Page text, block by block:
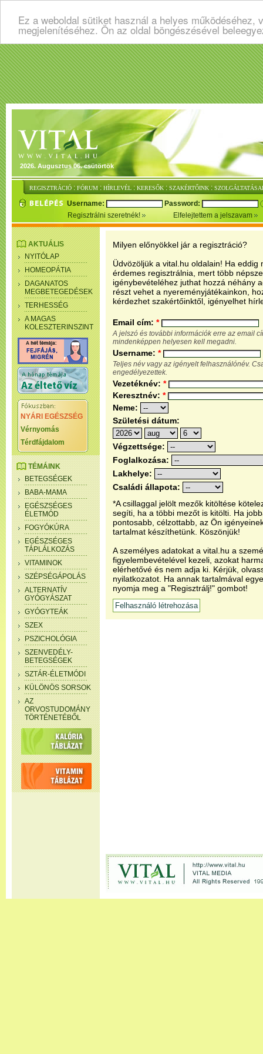
Ez a weboldal sütiket használ a helyes
megjelenítéséhez. Ön az oldal böngészésével
2026. Augusztus 06. csütörtök
REGISZTRÁCIÓ : FÓRUM : HÍRLEVÉL : KERESŐK : SZAKÉRTŐINK :
Username:
Password:
Regisztrálni szeretnék!
Elfelejtettem a jelszavam
AKTUÁLIS
NYITÓLAP
HOMEOPÁTIA
DAGANATOS
MEGBETEGEDÉSEK
TERHESSÉG
A MAGAS
KOLESZTERINSZINT
NYÁRI EGÉSZSÉG
Vérnyomás
Térdfájdalom
TÉMÁINK
BETEGSÉGEK
BABA-MAMA
EGÉSZSÉGES
ÉLETMÓD
FOGYÓKÚRA
EGÉSZSÉGES
TÁPLÁLKOZÁS
VITAMINOK
SZÉPSÉGÁPOLÁS
ALTERNATÍV
GYÓGYÁSZAT
GYÓGYTEÁK
SZEX
PSZICHOLÓGIA
SZENVEDÉLY-
BETEGSÉGEK
SZTÁR-ÉLETMÓDI
KÜLÖNÖS SORSOK
AZ
ORVOSTUDOMÁNY
TÖRTÉNETÉBŐL
Milyen előnyökkel jár a regisztráció?
Üdvözöljük a vital.hu oldalain! Ha eddig
érdemes regisztrálnia, mert több
igénybevételéhez juthat hozzá néhány
részt vehet a nyereményjátékainkon,
kérdezhet szakértőinktől, igényelhet
Email cím: *
A jelszó és további információk erre az email
mindenképpen helyesen kell megadni.
Username: *
Teljes név vagy az igényelt felhasználónév.
engedélyezettek.
Vezetéknév: *
Keresztnév: *
Neme:
Születési dátum:
Végzettsége:
Foglalkozása:
Lakhelye:
Családi állapota:
*A csillaggal jelölt mezők kitöltése
segíti, ha a többi mezőt is kitölti. Ha
pontosabb, célzottabb, az Ön
tartalmat készíthetünk. Köszönjük!
A személyes adatokat a vital.hu a
figyelembevételével kezeli, azokat
elérhetővé és nem adja ki. Kérjük,
nyilatkozatot. Ha annak tartalmával
nyomja meg a "Regisztrálj!" gombot!